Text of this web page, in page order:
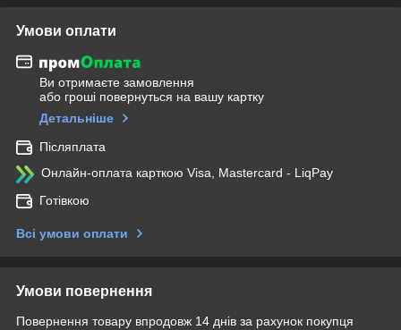
Умови оплати
Ви отримаєте замовлення
або гроші повернуться на вашу картку
Детальніше
Післяплата
Онлайн-оплата карткою Visa, Mastercard - LiqPay
Готівкою
Всі умови оплати
Умови повернення
Повернення товару впродовж 14 днів за рахунок покупця